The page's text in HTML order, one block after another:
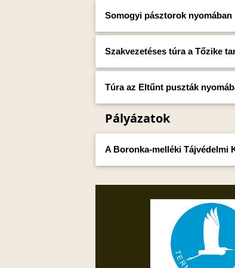
Somogyi pásztorok nyomában
Szakvezetéses túra a Tőzike
Túra az Eltűnt puszták
Pályázatok
A Boronka-melléki Tájvédelmi